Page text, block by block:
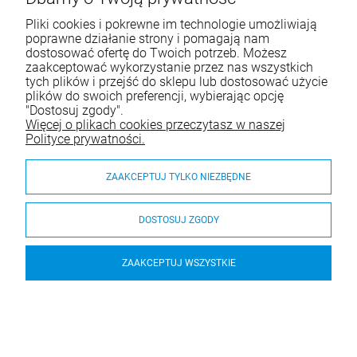
e-mail:
sklep.decortrend@gmail.com
Pomoc
Moje konto
Płatności i dostawa
Pliki cookies i pokrewne im technologie umożliwiają
poprawne działanie strony i pomagają nam
dostosować ofertę do Twoich potrzeb. Możesz
zaakceptować wykorzystanie przez nas wszystkich
tych plików i przejść do sklepu lub dostosować użycie
plików do swoich preferencji, wybierając opcję
"Dostosuj zgody".
Więcej o plikach cookies przeczytasz w naszej
Polityce prywatności.
ZAAKCEPTUJ TYLKO NIEZBĘDNE
DOSTOSUJ ZGODY
ZAAKCEPTUJ WSZYSTKIE